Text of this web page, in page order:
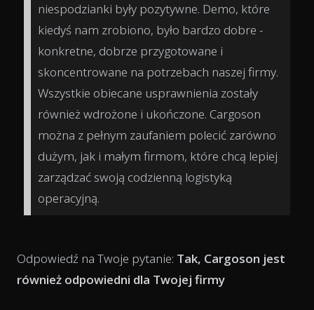
niespodzianki były pozytywne. Demo, które
kiedyś nam zrobiono, było bardzo dobre -
konkretne, dobrze przygotowane i
skoncentrowane na potrzebach naszej firmy.
Wszystkie obiecane usprawnienia zostały
również wdrożone i ukończone. Cargoson
można z pełnym zaufaniem polecić zarówno
dużym, jak i małym firmom, które chcą lepiej
zarządzać swoją codzienną logistyką
operacyjną.
Odpowiedź na Twoje pytanie: Tak, Cargoson jest
również odpowiedni dla Twojej firmy